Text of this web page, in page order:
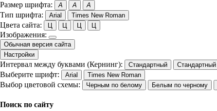
Размер шрифта: A A A
Тип шрифта: Arial Times New Roman
Цвета сайта: Ц Ц Ц Ц
Изображения:
Обычная версия сайта
Настройки
Интервал между буквами (Кернинг): Стандартный Стандартный
Выберите шрифт: Arial Times New Roman
Выбор цветовой схемы: Черным по белому Белым по черному
Поиск по сайту